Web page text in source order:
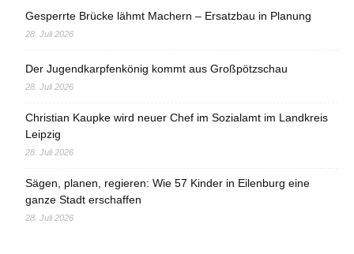
Gesperrte Brücke lähmt Machern – Ersatzbau in Planung
28. Juli 2026
Der Jugendkarpfenkönig kommt aus Großpötzschau
28. Juli 2026
Christian Kaupke wird neuer Chef im Sozialamt im Landkreis
Leipzig
28. Juli 2026
Sägen, planen, regieren: Wie 57 Kinder in Eilenburg eine
ganze Stadt erschaffen
28. Juli 2026